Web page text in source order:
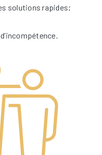
solutions rapides;